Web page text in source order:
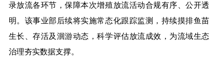
录放流各环节，保障本次增殖放流活动合规有序、公开透
明。该事业部后续将实施常态化跟踪监测，持续摸排鱼苗
生长、存活及洄游动态，科学评估放流成效，为流域生态
治理夯实数据支撑。